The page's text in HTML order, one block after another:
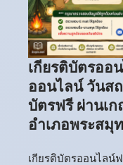
เกียรติบัตรอ
ออนไลน์ วันส
บัตรฟรี ผ่านเ
อำเภอพระสมุ
เกียรติบัตรออนไลน์